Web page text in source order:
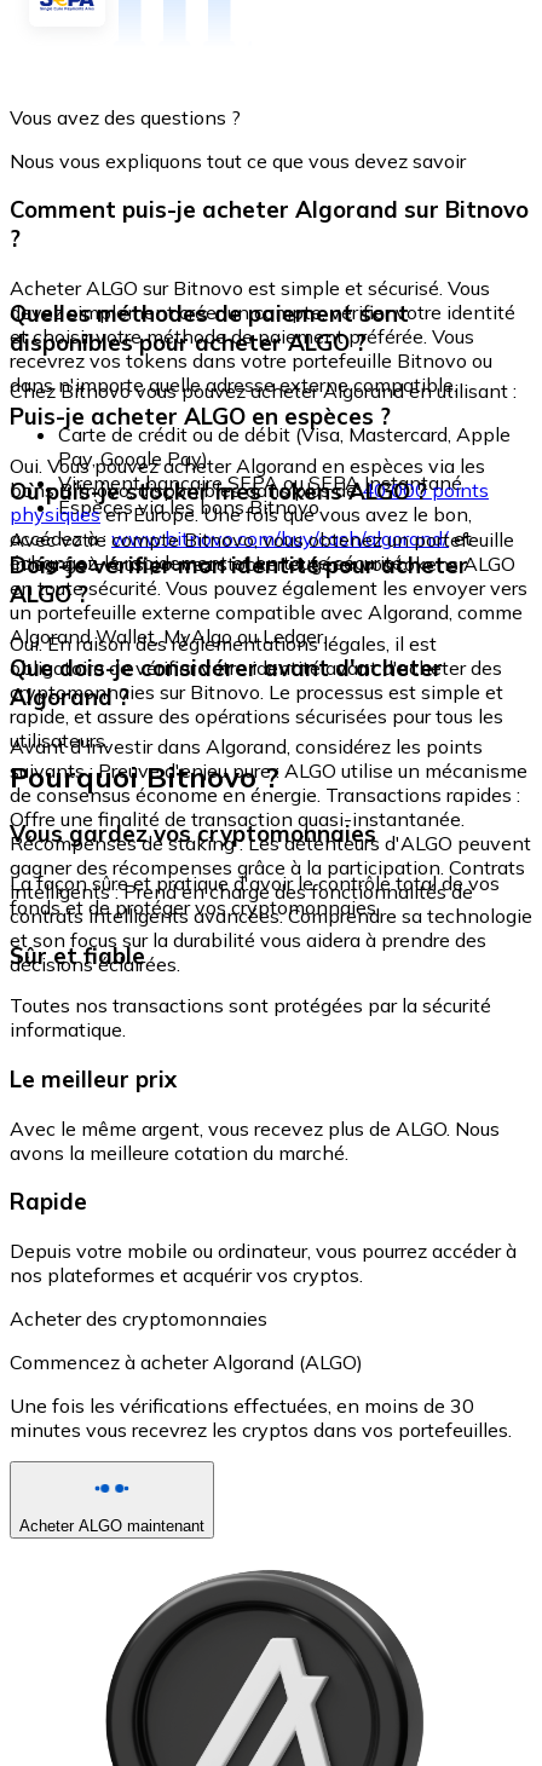
Vous avez des questions ?
Nous vous expliquons tout ce que vous devez savoir
Comment puis-je acheter Algorand sur Bitnovo
?
Acheter ALGO sur Bitnovo est simple et sécurisé. Vous
devez simplement créer un compte, vérifier votre identité
et choisir votre méthode de paiement préférée. Vous
recevrez vos tokens dans votre portefeuille Bitnovo ou
dans n'importe quelle adresse externe compatible.
Quelles méthodes de paiement sont
disponibles pour acheter ALGO ?
Chez Bitnovo vous pouvez acheter Algorand en utilisant :
Carte de crédit ou de débit (Visa, Mastercard, Apple
Pay, Google Pay)
Virement bancaire SEPA ou SEPA Instantané
Espèces via les bons Bitnovo
Puis-je acheter ALGO en espèces ?
Oui. Vous pouvez acheter Algorand en espèces via les
bons Bitnovo, disponibles dans plus de40 000 points
physiquesen Europe. Une fois que vous avez le bon,
accédez à : www.bitnovo.com/buy/cash/algorand/et
échangez-le rapidement et en toute sécurité.
Où puis-je stocker mes tokens ALGO ?
Avec votre compte Bitnovo, vous obtenez un portefeuille
intégré où vous pouvez stocker et gérer vos tokens ALGO
en toute sécurité. Vous pouvez également les envoyer vers
un portefeuille externe compatible avec Algorand, comme
Algorand Wallet, MyAlgo ou Ledger.
Dois-je vérifier mon identité pour acheter
ALGO ?
Oui. En raison des réglementations légales, il est
obligatoire de vérifier votre identité avant d'acheter des
cryptomonnaies sur Bitnovo. Le processus est simple et
rapide, et assure des opérations sécurisées pour tous les
utilisateurs.
Que dois-je considérer avant d'acheter
Algorand ?
Avant d'investir dans Algorand, considérez les points
suivants : Preuve d'enjeu pure : ALGO utilise un mécanisme
de consensus économe en énergie. Transactions rapides :
Offre une finalité de transaction quasi-instantanée.
Récompenses de staking : Les détenteurs d'ALGO peuvent
gagner des récompenses grâce à la participation. Contrats
intelligents : Prend en charge des fonctionnalités de
contrats intelligents avancées. Comprendre sa technologie
et son focus sur la durabilité vous aidera à prendre des
décisions éclairées.
Pourquoi Bitnovo ?
Vous gardez vos cryptomonnaies
La façon sûre et pratique d'avoir le contrôle total de vos
fonds et de protéger vos cryptomonnaies.
Sûr et fiable
Toutes nos transactions sont protégées par la sécurité
informatique.
Le meilleur prix
Avec le même argent, vous recevez plus de ALGO. Nous
avons la meilleure cotation du marché.
Rapide
Depuis votre mobile ou ordinateur, vous pourrez accéder à
nos plateformes et acquérir vos cryptos.
Acheter des cryptomonnaies
Commencez à acheter Algorand (ALGO)
Une fois les vérifications effectuées, en moins de 30
minutes vous recevrez les cryptos dans vos portefeuilles.
Acheter ALGO maintenant